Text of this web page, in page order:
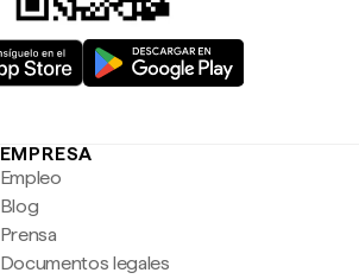
EMPRESA
Empleo
Blog
Prensa
Documentos legales